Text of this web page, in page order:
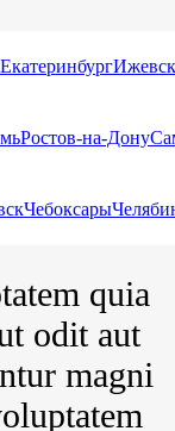
ЕкатеринбургИжевск
Ростов-на-Дону
Чебоксары
quia
odit aut
magni